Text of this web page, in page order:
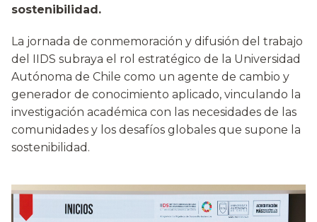
sostenibilidad.
La jornada de conmemoración y difusión del trabajo
del IIDS subraya el rol estratégico de la Universidad
Autónoma de Chile como un agente de cambio y
generador de conocimiento aplicado, vinculando la
investigación académica con las necesidades de las
comunidades y los desafíos globales que supone la
sostenibilidad.